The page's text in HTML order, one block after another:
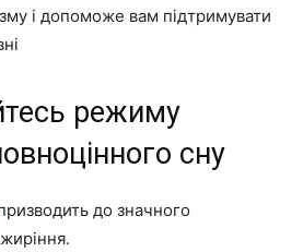
і допоможе вам підтримувати
режиму
сну
до значного